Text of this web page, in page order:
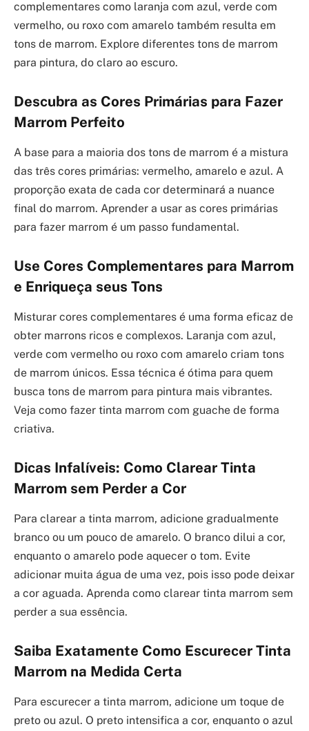
complementares como laranja com azul, verde com
vermelho, ou roxo com amarelo também resulta em
tons de marrom. Explore diferentes tons de marrom
para pintura, do claro ao escuro.
Descubra as Cores Primárias para Fazer
Marrom Perfeito
A base para a maioria dos tons de marrom é a mistura
das três cores primárias: vermelho, amarelo e azul. A
proporção exata de cada cor determinará a nuance
final do marrom. Aprender a usar as cores primárias
para fazer marrom é um passo fundamental.
Use Cores Complementares para Marrom
e Enriqueça seus Tons
Misturar cores complementares é uma forma eficaz de
obter marrons ricos e complexos. Laranja com azul,
verde com vermelho ou roxo com amarelo criam tons
de marrom únicos. Essa técnica é ótima para quem
busca tons de marrom para pintura mais vibrantes.
Veja como fazer tinta marrom com guache de forma
criativa.
Dicas Infalíveis: Como Clarear Tinta
Marrom sem Perder a Cor
Para clarear a tinta marrom, adicione gradualmente
branco ou um pouco de amarelo. O branco dilui a cor,
enquanto o amarelo pode aquecer o tom. Evite
adicionar muita água de uma vez, pois isso pode deixar
a cor aguada. Aprenda como clarear tinta marrom sem
perder a sua essência.
Saiba Exatamente Como Escurecer Tinta
Marrom na Medida Certa
Para escurecer a tinta marrom, adicione um toque de
preto ou azul. O preto intensifica a cor, enquanto o azul